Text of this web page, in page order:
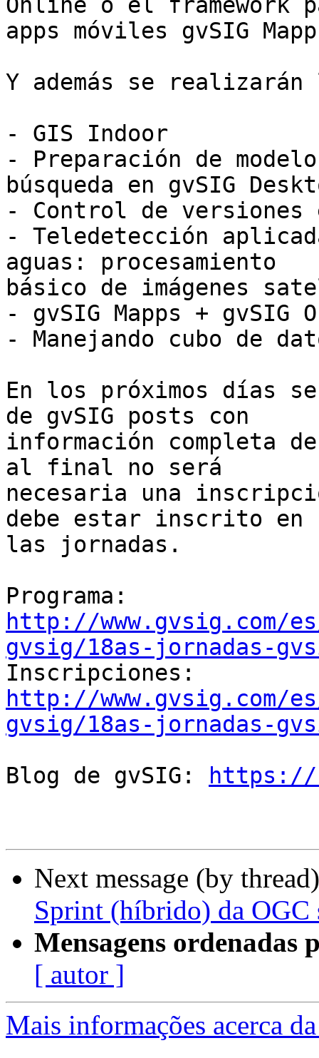
Online o el framework
apps móviles gvSIG
Y además se
- GIS Indoor
- Preparación de
búsqueda en gvSIG
- Control de versiones
- Teledetección
aguas: procesamiento
básico de imágenes
- gvSIG Mapps + gvSIG
- Manejando cubo de
En los próximos días
de gvSIG posts con
información completa
al final no será
necesaria una
debe estar inscrito en
las jornadas.
http://www.gvsig.com/
gvsig/18as-jornadas-
http://www.gvsig.com/
gvsig/18as-jornadas-
Blog de gvSIG:
https://
Next message (by
Sprint (híbrido) da OGC
Mensagens ordenadas
[ autor ]
Mais informações acerca